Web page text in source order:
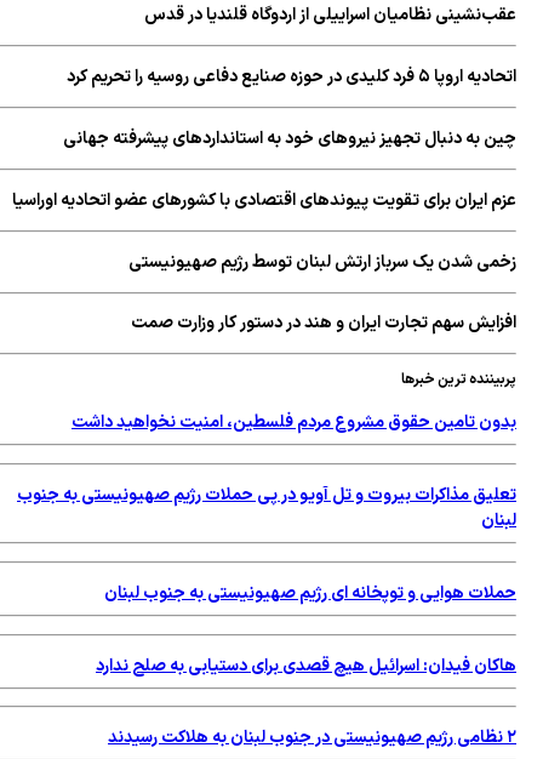
نظامیان اسراییلی از اردوگاه قلندیا در قدس
۵ فرد کلیدی در حوزه صنایع دفاعی روسیه را تحریم کرد
به دنبال تجهیز نیروهای خود به استانداردهای پیشرفته جهانی
ایران برای تقویت پیوندهای اقتصادی با کشورهای عضو اتحادیه اوراسیا
شدن یک سرباز ارتش لبنان توسط رژیم صهیونیستی
سهم تجارت ایران و هند در دستور کار وزارت صمت
ترین خبرها
تامین حقوق مشروع مردم فلسطین، امنیت نخواهید داشت
مذاکرات بیروت و تل آویو در پی حملات رژیم صهیونیستی به جنوب
هوایی و توپخانه ای رژیم صهیونیستی به جنوب لبنان
فیدان: اسرائیل هیچ قصدی برای دستیابی به صلح ندارد